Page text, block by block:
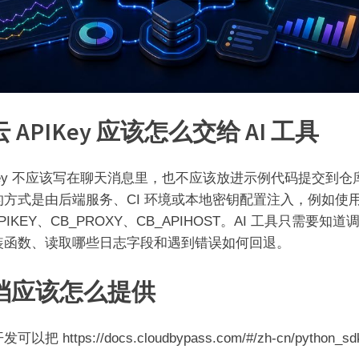
APIKey 应该怎么交给 AI 工具
不应该写在聊天消息里，也不应该放进示例代码提交到仓
方式是由后端服务、CI 环境或本地密钥配置注入，例如使
、CB_PROXY、CB_APIHOST。AI 工具只需要知道
数、读取哪些日志字段和遇到错误如何回退。
应该怎么提供
发可以把 https://docs.cloudbypass.com/#/zh-cn/